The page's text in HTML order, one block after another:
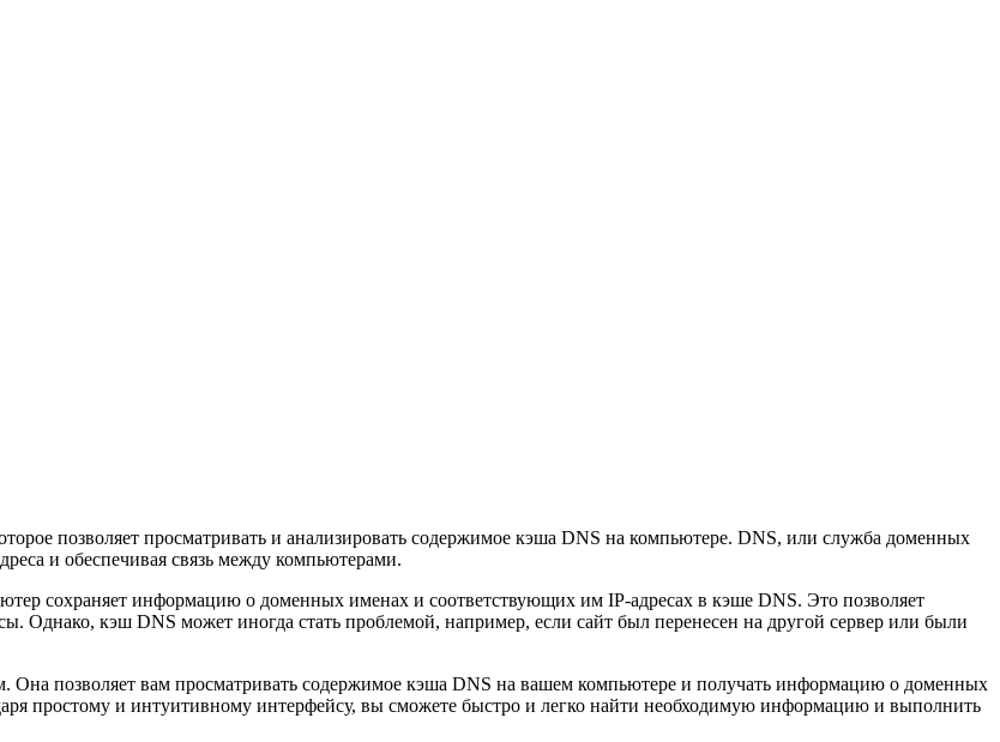
позволяет просматривать и анализировать содержимое кэша DNS на компьютере. DNS, или служба доменных
и обеспечивая связь между компьютерами.
сохраняет информацию о доменных именах и соответствующих им IP-адресах в кэше DNS. Это позволяет
Однако, кэш DNS может иногда стать проблемой, например, если сайт был перенесен на другой сервер или были
Она позволяет вам просматривать содержимое кэша DNS на вашем компьютере и получать информацию о доменных
простому и интуитивному интерфейсу, вы сможете быстро и легко найти необходимую информацию и выполнить